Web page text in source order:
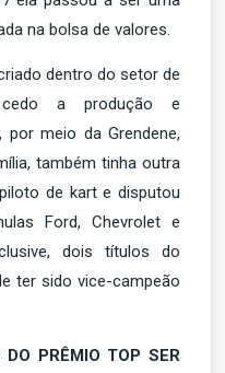
na bolsa de valores.
dentro do setor de
cedo a produção e
por meio da Grendene,
também tinha outra
de kart e disputou
Ford, Chevrolet e
dois títulos do
ter sido vice-campeão
DO PRÊMIO TOP SER